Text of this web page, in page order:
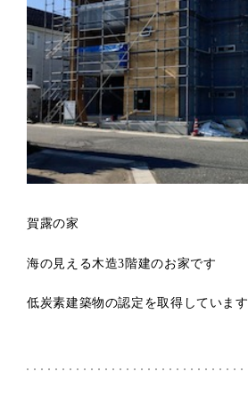
賀露の家
海の見える木造3階建のお家です
低炭素建築物の認定を取得しています